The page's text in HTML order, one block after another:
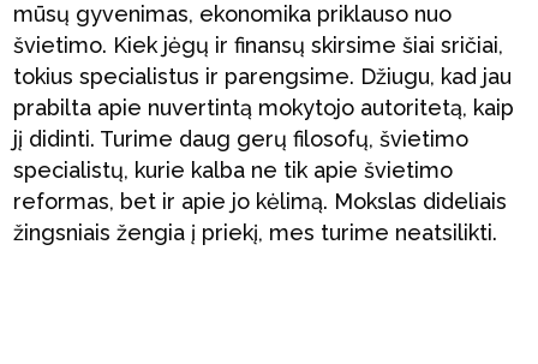
mūsų gyvenimas, ekonomika priklauso nuo
švietimo. Kiek jėgų ir finansų skirsime šiai sričiai,
tokius specialistus ir parengsime. Džiugu, kad jau
prabilta apie nuvertintą mokytojo autoritetą, kaip
jį didinti. Turime daug gerų filosofų, švietimo
specialistų, kurie kalba ne tik apie švietimo
reformas, bet ir apie jo kėlimą. Mokslas dideliais
žingsniais žengia į priekį, mes turime neatsilikti.